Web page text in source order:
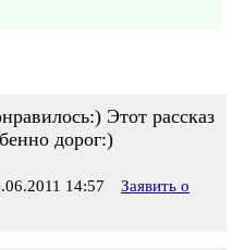
Этот рассказ
дорог:)
14:57
Заявить о